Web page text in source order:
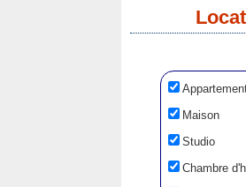
Maison
Studio
Chambre